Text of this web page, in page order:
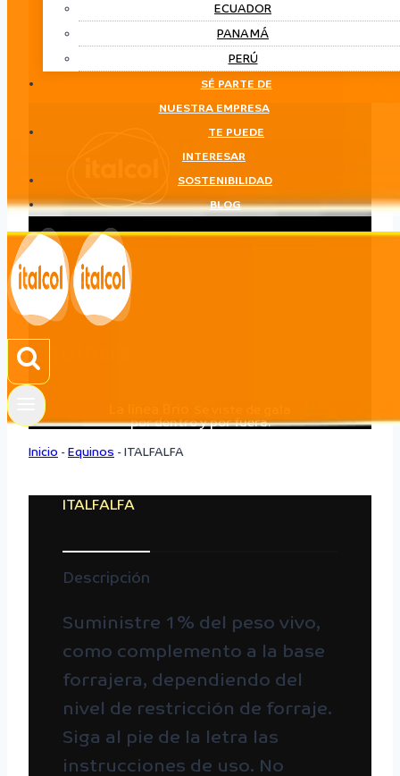
ECUADOR
PANAMÁ
PERÚ
SÉ PARTE DE
NUESTRA EMPRESA
TE PUEDE
INTERESAR
SOSTENIBILIDAD
BLOG
Equinos
LÍNEA
Equinos
por dentro y por fuera.
Inicio - Equinos - ITALFALFA
ITALFALFA
Descripción
Suministre 1% del peso vivo,
como complemento a la base
forrajera, dependiendo del
nivel de restricción de forraje.
Siga al pie de la letra las
instrucciones de uso. No